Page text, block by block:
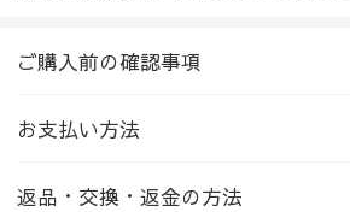
ご購入前の確認事項
お支払い方法
返品・交換・返金の方法